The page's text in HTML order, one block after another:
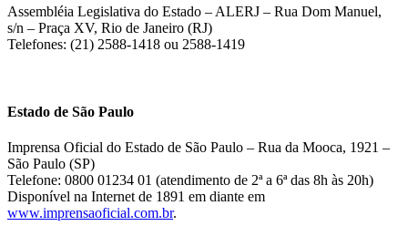
Assembléia Legislativa do Estado – ALERJ – Rua Dom Manuel,
s/n – Praça XV, Rio de Janeiro (RJ)
Telefones: (21) 2588-1418 ou 2588-1419
Estado de São Paulo
Imprensa Oficial do Estado de São Paulo – Rua da Mooca, 1921 –
São Paulo (SP)
Telefone: 0800 01234 01 (atendimento de 2ª a 6ª das 8h às 20h)
Disponível na Internet de 1891 em diante em
www.imprensaoficial.com.br.